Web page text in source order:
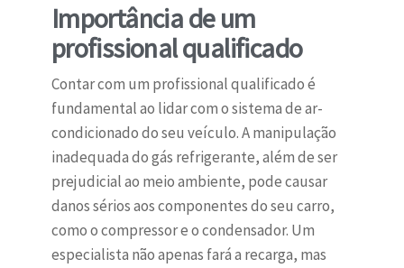
Importância de um
profissional qualificado
Contar com um profissional qualificado é
fundamental ao lidar com o sistema de ar-
condicionado do seu veículo. A manipulação
inadequada do gás refrigerante, além de ser
prejudicial ao meio ambiente, pode causar
danos sérios aos componentes do seu carro,
como o compressor e o condensador. Um
especialista não apenas fará a recarga, mas